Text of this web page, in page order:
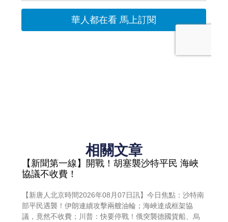
相關文章
【新聞第一線】開戰！胡塞襲沙特平民 海峽
協議不收費！
【新唐人北京時間2026年08月07日訊】今日焦點：沙特南
部平民遇襲！伊朗連續攻擊兩艘油輪；海峽達成框架協
議，竟然不收費；川普：快要停戰！俄突襲德國貨船、烏